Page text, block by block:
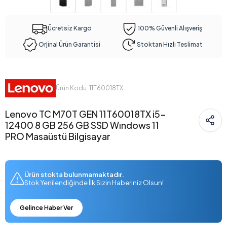
Ücretsiz Kargo 100% Güvenli Alışveriş
Orjinal Ürün Garantisi Stoktan Hızlı Teslimat
Ürün Kodu: 11T60018TX
Lenovo TC M70T GEN 11T60018TX i5-
12400 8 GB 256 GB SSD Wındows 11
PRO Masaüstü Bilgisayar
Ürün stokta bulunmamaktadır.
Stok Yenilendiğinde İlk Sizin Haberiniz Olsun!
Gelince Haber Ver